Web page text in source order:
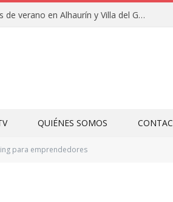
Clausuras de los campamentos de verano en Alhaurín y Villa del Guadalhorce 2026
QUIÉNES SOMOS
para emprendedores